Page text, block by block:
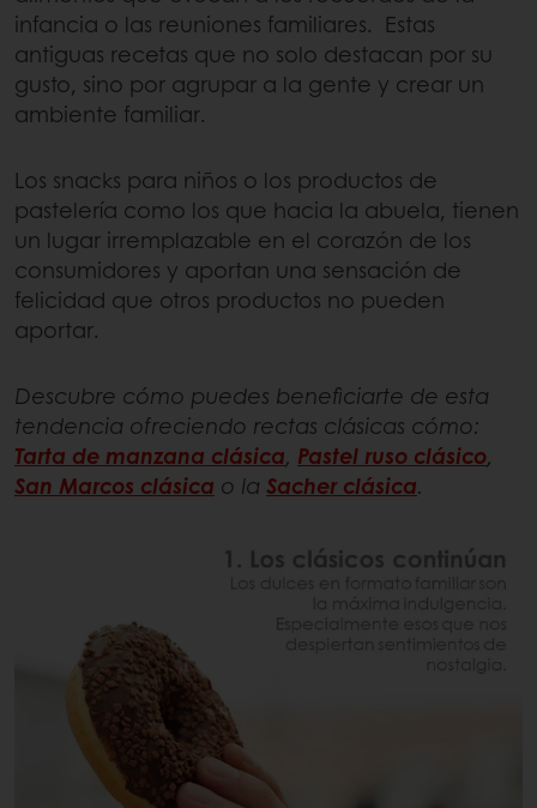
infancia o las reuniones familiares. Estas
antiguas recetas que no solo destacan por su
gusto, sino por agrupar a la gente y crear un
ambiente familiar.
Los snacks para niños o los productos de
pastelería como los que hacia la abuela, tienen
un lugar irremplazable en el corazón de los
consumidores y aportan una sensación de
felicidad que otros productos no pueden
aportar.
Descubre cómo puedes beneficiarte de esta
tendencia ofreciendo rectas clásicas cómo:
Tarta de manzana clásica, Pastel ruso clásico,
San Marcos clásica o la Sacher clásica.